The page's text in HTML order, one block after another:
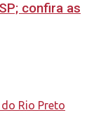
confira as